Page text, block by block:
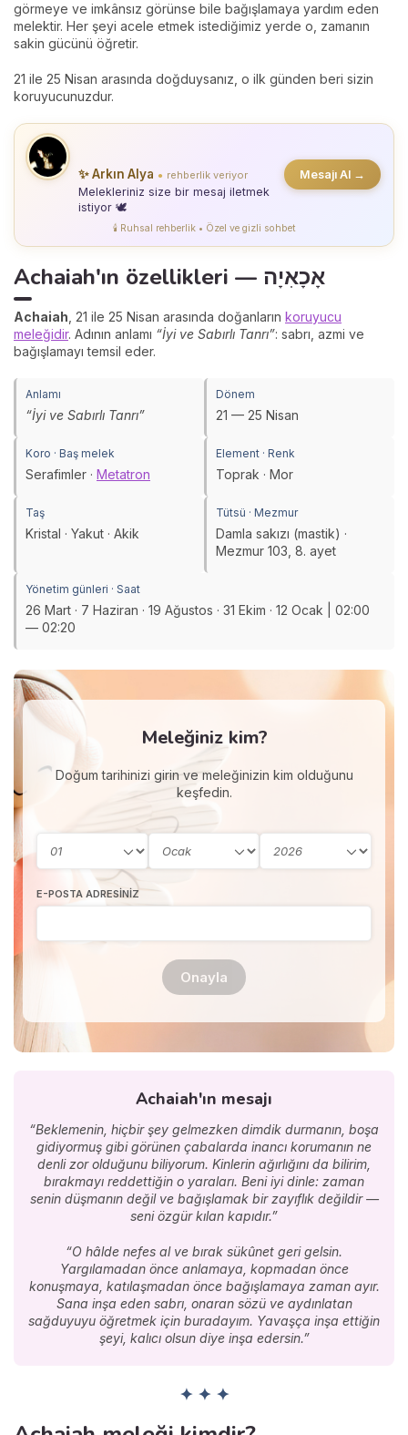
görmeye ve imkânsız görünse bile bağışlamaya yardım eden
melektir. Her şeyi acele etmek istediğimiz yerde o, zamanın
sakin gücünü öğretir.
21 ile 25 Nisan arasında doğduysanız, o ilk günden beri sizin
koruyucunuzdur.
✨ Arkın Alya ● rehberlik veriyor
Melekleriniz size bir mesaj iletmek
istiyor 🕊️
Mesajı Al →
🕯️ Ruhsal rehberlik • Özel ve gizli sohbet
Achaiah'ın özellikleri — אָכָאִיָה
Achaiah , 21 ile 25 Nisan arasında doğanların koruyucu
meleğidir. Adının anlamı “İyi ve Sabırlı Tanrı”: sabrı, azmi ve
bağışlamayı temsil eder.
Anlamı
“İyi ve Sabırlı Tanrı”
Dönem
21 — 25 Nisan
Koro · Baş melek
Serafimler · Metatron
Element · Renk
Toprak · Mor
Taş
Kristal · Yakut · Akik
Tütsü · Mezmur
Damla sakızı (mastik) ·
Mezmur 103, 8. ayet
Yönetim günleri · Saat
26 Mart · 7 Haziran · 19 Ağustos · 31 Ekim · 12 Ocak | 02:00
— 02:20
Meleğiniz kim?
Doğum tarihinizi girin ve meleğinizin kim olduğunu
keşfedin.
E-POSTA ADRESINIZ
Onayla
Achaiah'ın mesajı
“Beklemenin, hiçbir şey gelmezken dimdik durmanın, boşa
gidiyormuş gibi görünen çabalarda inancı korumanın ne
denli zor olduğunu biliyorum. Kinlerin ağırlığını da bilirim,
bırakmayı reddettiğin o yaraları. Beni iyi dinle: zaman
senin düşmanın değil ve bağışlamak bir zayıflık değildir —
seni özgür kılan kapıdır.”
“O hâlde nefes al ve bırak sükûnet geri gelsin.
Yargılamadan önce anlamaya, kopmadan önce
konuşmaya, katılaşmadan önce bağışlamaya zaman ayır.
Sana inşa eden sabrı, onaran sözü ve aydınlatan
sağduyuyu öğretmek için buradayım. Yavaşça inşa ettiğin
şeyi, kalıcı olsun diye inşa edersin.”
✦ ✦ ✦